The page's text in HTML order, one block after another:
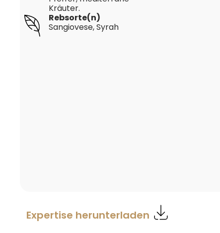
Kräuter.
Rebsorte(n)
Sangiovese, Syrah
Expertise herunterladen